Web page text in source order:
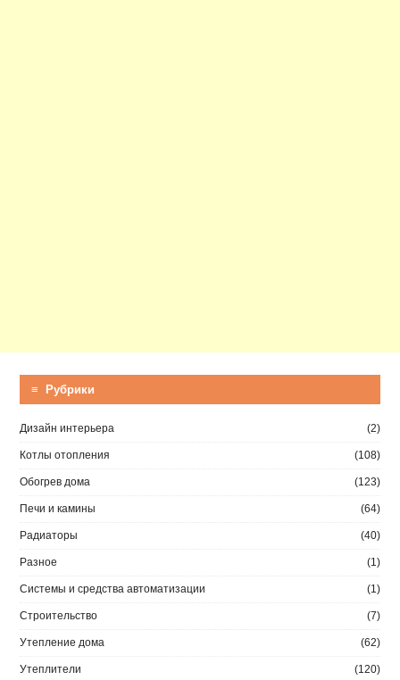
≡ Рубрики
Дизайн интерьера (2)
Котлы отопления (108)
Обогрев дома (123)
Печи и камины (64)
Радиаторы (40)
Разное (1)
Системы и средства автоматизации (1)
Строительство (7)
Утепление дома (62)
Утеплители (120)